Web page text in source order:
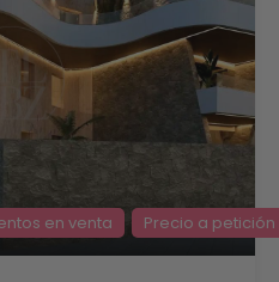
en venta Precio a petición